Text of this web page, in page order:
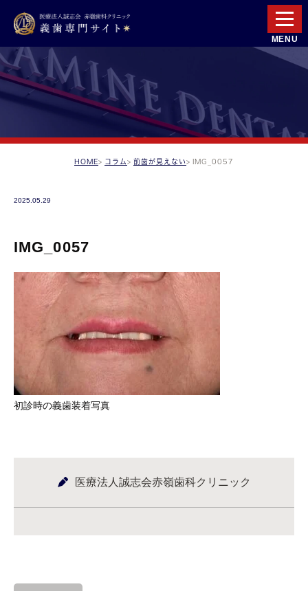
HOME コラム 前歯が見えない IMG_0057
2025.05.29
IMG_0057
初診時の義歯装着写真
医療法人誠志会赤嶺歯科クリニック